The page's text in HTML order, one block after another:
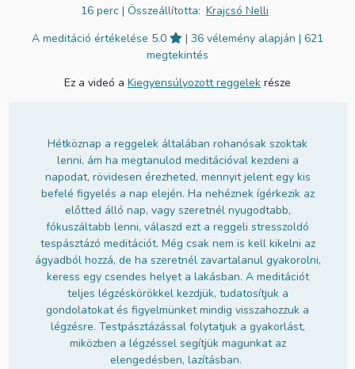
16 perc | Összeállította: Krajcsó Nelli
A meditáció értékelése 5.0
| 36 vélemény alapján | 621
megtekintés
Ez a videó a Kiegyensúlyozott reggelek része
Hétköznap a reggelek általában rohanósak szoktak
lenni, ám ha megtanulod meditációval kezdeni a
napodat, rövidesen érezheted, mennyit jelent egy kis
befelé figyelés a nap elején. Ha nehéznek ígérkezik az
előtted álló nap, vagy szeretnél nyugodtabb,
fókuszáltabb lenni, válaszd ezt a reggeli stresszoldó
tespásztázó meditációt. Még csak nem is kell kikelni az
ágyadból hozzá, de ha szeretnél zavartalanul gyakorolni,
keress egy csendes helyet a lakásban. A meditációt
teljes légzéskörökkel kezdjük, tudatosítjuk a
gondolatokat és figyelmünket mindig visszahozzuk a
légzésre. Testpásztázással folytatjuk a gyakorlást,
miközben a légzéssel segítjük magunkat az
elengedésben, lazításban.